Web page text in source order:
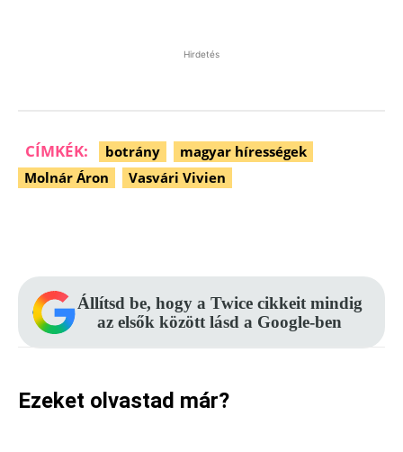
Hirdetés
CÍMKÉK: botrány
magyar hírességek
Molnár Áron
Vasvári Vivien
Állítsd be, hogy a Twice cikkeit mindig
az elsők között lásd a Google-ben
Ezeket olvastad már?